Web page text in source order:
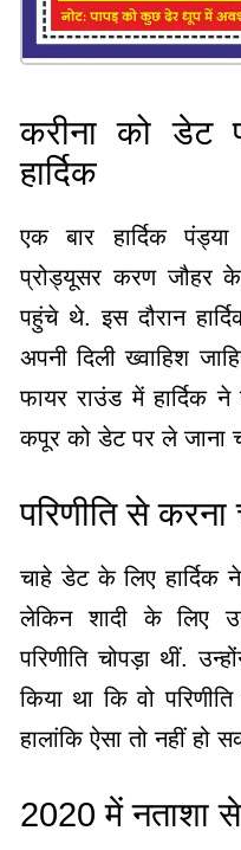
करीना को डेट
हार्दिक
एक बार हार्दिक
प्रोड्यूसर करण जौहर
पहुंचे थे. इस दौरान
अपनी दिली ख्वाहिश
फायर राउंड में हार्दिक
कपूर को डेट पर ले जाना
परिणीति से करना
चाहे डेट के लिए हार्दिक
लेकिन शादी के लिए
परिणीति चोपड़ा थीं.
किया था कि वो
हालांकि ऐसा तो नहीं हो
2020 में नताशा से